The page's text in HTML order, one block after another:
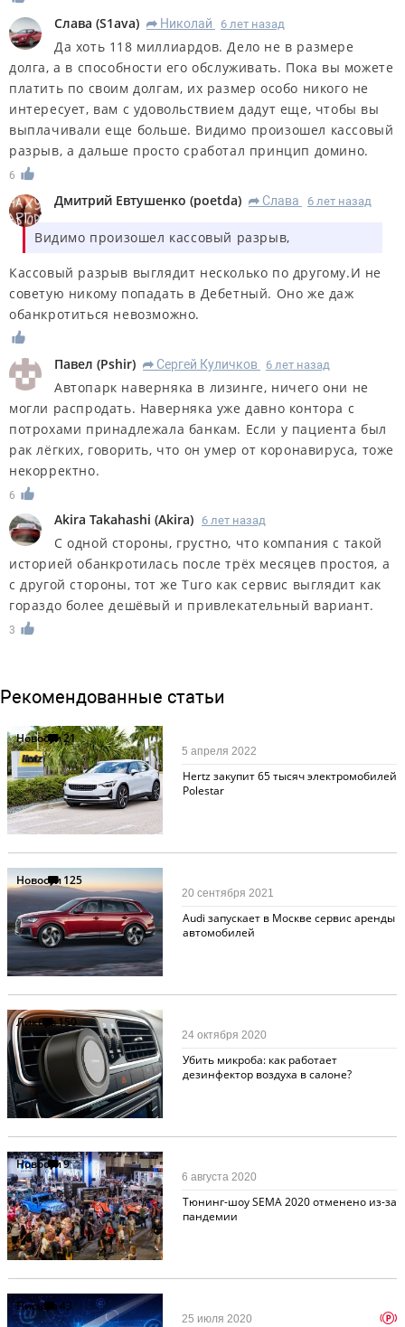
Слава (S1ava) R Николай 6 лет назад
Да хоть 118 миллиардов. Дело не в размере
долга, а в способности его обслуживать. Пока вы можете
платить по своим долгам, их размер особо никого не
интересует, вам с удовольствием дадут еще, чтобы вы
выплачивали еще больше. Видимо произошел кассовый
разрыв, а дальше просто сработал принцип домино.
6
Дмитрий Евтушенко (poetda) R Слава 6 лет назад
Видимо произошел кассовый разрыв,
Кассовый разрыв выглядит несколько по другому.И не
советую никому попадать в Дебетный. Оно же даж
обанкротиться невозможно.
Павел (Pshir) R Сергей Куличков 6 лет назад
Автопарк наверняка в лизинге, ничего они не
могли распродать. Наверняка уже давно контора с
потрохами принадлежала банкам. Если у пациента был
рак лёгких, говорить, что он умер от коронавируса, тоже
некорректно.
6
Akira Takahashi (Akira) 6 лет назад
С одной стороны, грустно, что компания с такой
историей обанкротилась после трёх месяцев простоя, а
с другой стороны, тот же Turo как сервис выглядит как
гораздо более дешёвый и привлекательный вариант.
3
Рекомендованные статьи
Новости21
Hertz закупит 65 тысяч электромобилей
Polestar
5 апреля 2022
Новости125
Audi запускает в Москве сервис аренды
автомобилей
20 сентября 2021
Ликбез150
Убить микроба: как работает
дезинфектор воздуха в салоне?
24 октября 2020
Новости9
Тюнинг-шоу SEMA 2020 отменено из-за
пандемии
6 августа 2020
Письма43
25 июля 2020 p